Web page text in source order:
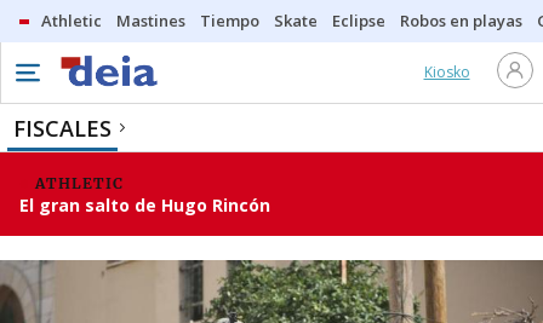
Athletic Mastines Tiempo Skate Eclipse Robos en playas
Kiosko
FISCALES
ATHLETIC
El gran salto de Hugo Rincón